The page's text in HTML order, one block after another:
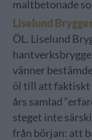
maltbetonade
Liselund
ÖL. Liselund
vänner
öl till att faktiskt
års samlad
steget inte
från början: att